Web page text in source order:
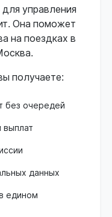
управления
Она поможет
на поездках в
получаете:
без очередей
выплат
данных
едином